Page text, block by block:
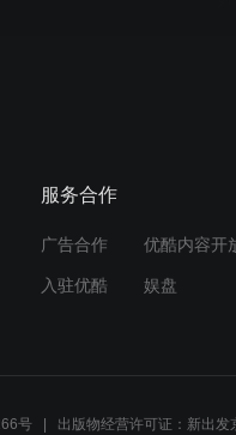
服务合作
广告合作 优酷内容开
入驻优酷 娱盘
号 出版物经营许可证：新出